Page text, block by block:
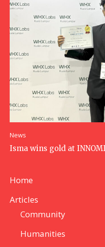
News
Isma wins gold at
Home
Articles
Community
Humanities